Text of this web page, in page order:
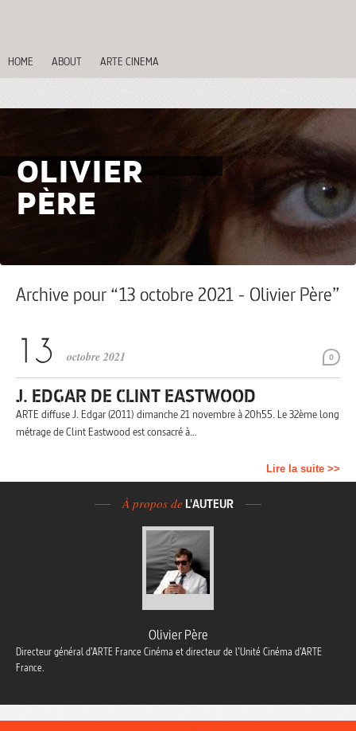
HOME ABOUT ARTE CINEMA
OLIVIER
PÈRE
Archive pour “13 octobre 2021 - Olivier Père”
0
octobre 2021
J. EDGAR DE CLINT EASTWOOD
ARTE diffuse J. Edgar (2011) dimanche 21 novembre à 20h55. Le 32ème long
métrage de Clint Eastwood est consacré à…
Lire la suite >>
À propos de L'AUTEUR
Olivier Père
Directeur général d’ARTE France Cinéma et directeur de l’Unité Cinéma d’ARTE
France.